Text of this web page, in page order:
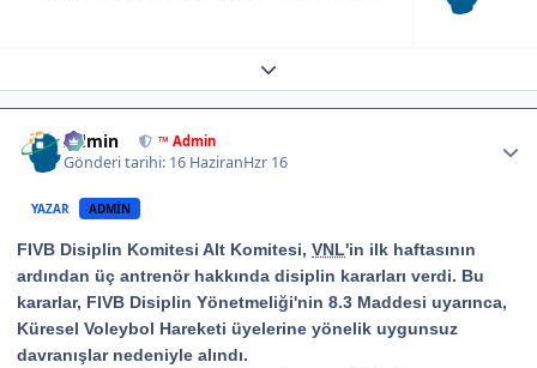
Expand topic overview
Admin ™ Admin
Gönderi tarihi: 16 HaziranHzr 16
YAZAR ADMIN
FIVB Disiplin Komitesi Alt Komitesi, VNL'in ilk haftasının
ardından üç antrenör hakkında disiplin kararları verdi. Bu
kararlar, FIVB Disiplin Yönetmeliği'nin 8.3 Maddesi uyarınca,
Küresel Voleybol Hareketi üyelerine yönelik uygunsuz
davranışlar nedeniyle alındı.